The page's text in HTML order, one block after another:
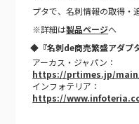
プタで、名刺情報の取得・
※詳細は製品ページへ
◆『名刺de商売繁盛アダプ
アーカス・ジャパン：
https://prtimes.jp/main/
インフォテリア：
https://